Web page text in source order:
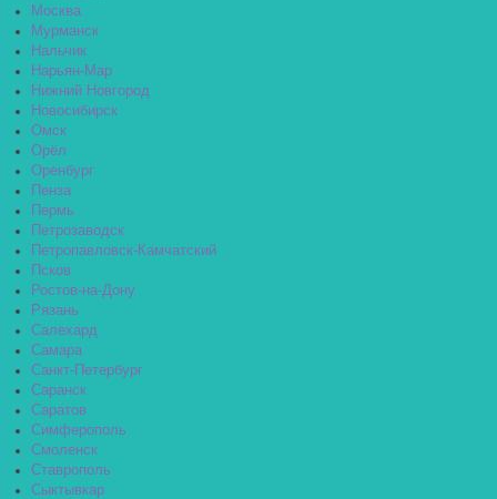
Москва
Мурманск
Нальчик
Нарьян-Мар
Нижний Новгород
Новосибирск
Омск
Орёл
Оренбург
Пенза
Пермь
Петрозаводск
Петропавловск-Камчатский
Псков
Ростов-на-Дону
Рязань
Салехард
Самара
Санкт-Петербург
Саранск
Саратов
Симферополь
Смоленск
Ставрополь
Сыктывкар